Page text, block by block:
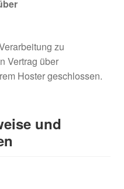
zu
Vertrag über
Hoster geschlossen.
und